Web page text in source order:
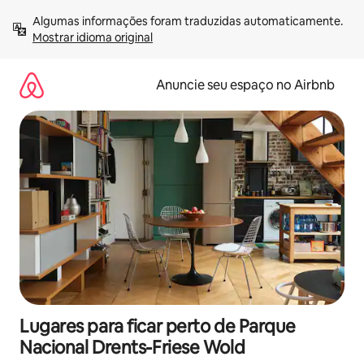
para
Mostrar idioma original
Anuncie seu espaço no Airbnb
Lugares para ficar perto de Parque
Nacional Drents-Friese Wold